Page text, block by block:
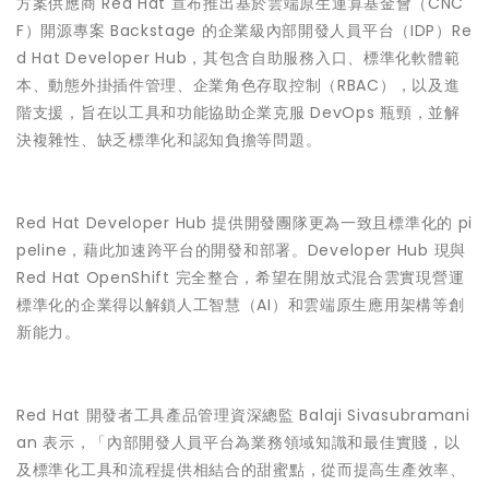
F）開源專案 Backstage 的企業級內部開發人員平台（IDP）Re
d Hat Developer Hub，其包含自助服務入口、標準化軟體範
本、動態外掛插件管理、企業角色存取控制（RBAC），以及進
階支援，旨在以工具和功能協助企業克服 DevOps 瓶頸，並解
決複雜性、缺乏標準化和認知負擔等問題。
Red Hat Developer Hub 提供開發團隊更為一致且標準化的 pi
peline，藉此加速跨平台的開發和部署。Developer Hub 現與
Red Hat OpenShift 完全整合，希望在開放式混合雲實現營運
標準化的企業得以解鎖人工智慧（AI）和雲端原生應用架構等創
新能力。
Red Hat 開發者工具產品管理資深總監 Balaji Sivasubramani
an 表示，「內部開發人員平台為業務領域知識和最佳實賤，以
及標準化工具和流程提供相結合的甜蜜點，從而提高生產效率、